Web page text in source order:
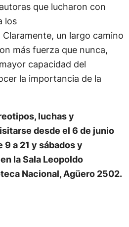
que lucharon con
los
un largo camino
más fuerza que nunca,
capacidad del
la importancia de la
luchas y
desde el 6 de junio
a 21 y sábados y
la Sala Leopoldo
Nacional, Agüero 2502.